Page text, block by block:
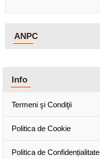
ANPC
Info
Termeni şi Condiţii
Politica de Cookie
Politica de Confidențialitate